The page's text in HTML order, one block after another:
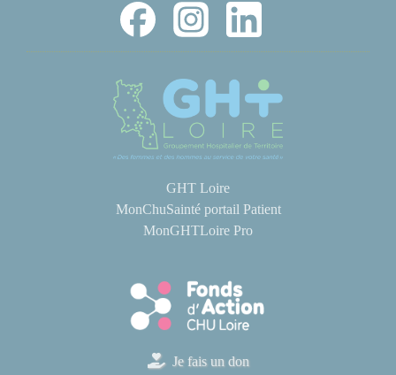
GHT Loire
MonChuSainté portail Patient
MonGHTLoire Pro
Je fais un don